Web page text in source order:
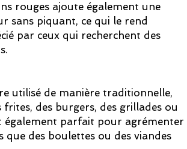
rouges ajoute également une
sans piquant, ce qui le rend
par ceux qui recherchent des
utilisé de manière traditionnelle,
des burgers, des grillades ou
également parfait pour agrémenter
que des boulettes ou des viandes